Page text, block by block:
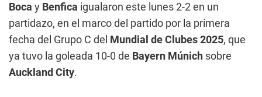
Boca y Benfica igualaron este lunes 2-2 en un
partidazo, en el marco del partido por la primera
fecha del Grupo C del Mundial de Clubes 2025, que
ya tuvo la goleada 10-0 de Bayern Múnich sobre
Auckland City.